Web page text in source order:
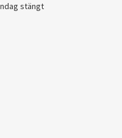
stängt